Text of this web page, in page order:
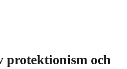
protektionism och